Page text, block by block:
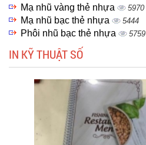
Mạ nhũ vàng thẻ nhựa 5970
Mạ nhũ bạc thẻ nhựa 5444
Phôi nhũ bạc thẻ nhựa 5759
IN KỸ THUẬT SỐ